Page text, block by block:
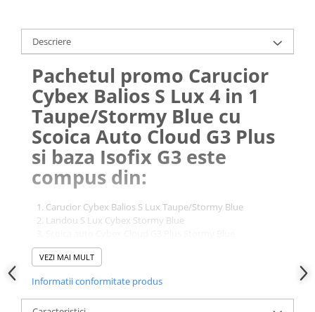
Descriere
Pachetul promo Carucior
Cybex Balios S Lux 4 in 1
Taupe/Stormy Blue cu
Scoica Auto Cloud G3 Plus
si baza Isofix G3 este
compus din:
Carucior Cybex Balios S Lux Taupe/Stormy Blue
Landou S Lux Cybex Stormy Blue
Baza Isofix G3
Adaptori scaun auto Cybex carucior Balios S Lux
1. Carucior Cybex Balios S
VEZI MAI MULT
Informatii conformitate produs